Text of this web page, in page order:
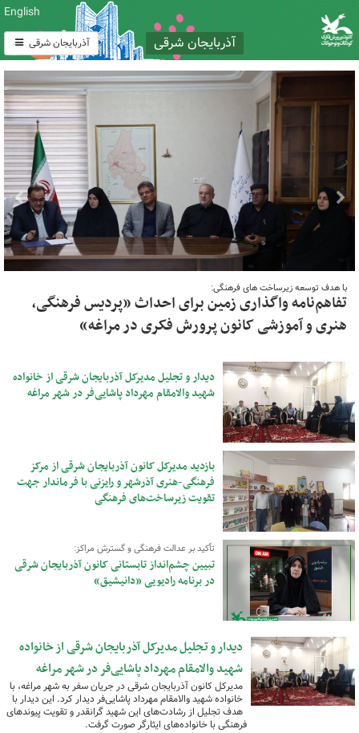
آذربایجان شرقی
English
آذربایجان شرقی
با هدف توسعه زیرساخت های فرهنگی:
تفاهم‌نامه واگذاری زمین برای احداث «پردیس فرهنگی،
هنری و آموزشی کانون پرورش فکری در مراغه»
دیدار و تجلیل مدیرکل آذربایجان شرقی از خانواده
شهید والامقام مهرداد پاشایی‌فر در شهر مراغه
بازدید مدیرکل کانون آذربایجان شرقی از مرکز
فرهنگی‌-هنری آذرشهر و رایزنی با فرماندار جهت
تقویت زیرساخت‌های فرهنگی
تأکید بر عدالت فرهنگی و گسترش مراکز:
تبیین چشم‌انداز تابستانی کانون آذربایجان شرقی
در برنامه رادیویی «دانیشیق»
دیدار و تجلیل مدیرکل آذربایجان شرقی از خانواده
شهید والامقام مهرداد پاشایی‌فر در شهر مراغه
مدیرکل کانون آذربایجان شرقی در جریان سفر به شهر مراغه، با
خانواده شهید والامقام مهرداد پاشایی‌فر دیدار کرد. این دیدار با
هدف تجلیل از رشادت‌های این شهید گرانقدر و تقویت پیوندهای
فرهنگی با خانواده‌های ایثارگر صورت گرفت.